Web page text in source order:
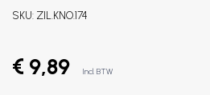
SKU: ZIL.KNO.174
€ 9,89 Incl. BTW